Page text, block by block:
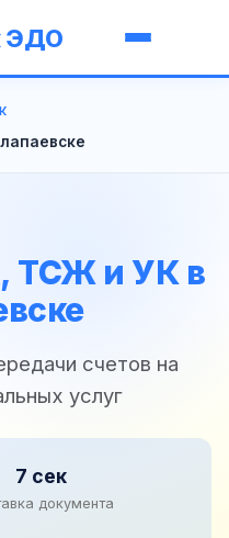
ЭДО
ТСЖ и УК в
счетов на
услуг
7 сек
документа